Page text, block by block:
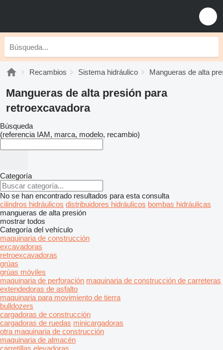
Recambios Sistema hidráulico Mangueras de alta
Mangueras de alta presión para
retroexcavadora
Búsqueda
(referencia IAM, marca, modelo, recambio)
Categoría
No se han encontrado resultados para esta consulta
cilindros hidráulicos distribuidores hidráulicos bombas hidráulicas
mangueras de alta presión
mostrar todos
Categoría del vehículo
maquinaria de construcción
excavadoras
retroexcavadoras
grúas
grúas móviles
maquinaria de perforación maquinaria de construcción de carreteras
extendedoras de asfalto
maquinaria para movimiento de tierra
bulldozers
cargadoras de construcción
cargadoras de ruedas minicargadoras
otra maquinaria de construcción
maquinaria de almacén
carretillas elevadoras